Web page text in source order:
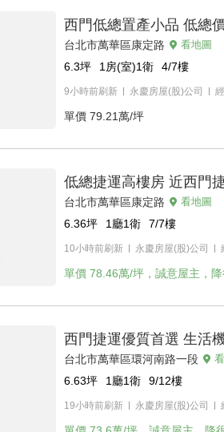
西門低總置產小品 低總
台北市萬華區康定路 看地圖
6.3坪 1房(室)1衛 4/7樓
9小時前刷新 永慶房屋(股)公司
單價 79.21萬/坪
低總捷運高樓房 近西門
台北市萬華區康定路 看地圖
6.36坪 1廳1衛 7/7樓
10小時前刷新 永慶房屋(股)公司
單價 78.46萬/坪，誠意屋主，降
西門捷運優質首選 生活
台北市萬華區環河南路一段
6.63坪 1廳1衛 9/12樓
19小時前刷新 永慶房屋(股)公司